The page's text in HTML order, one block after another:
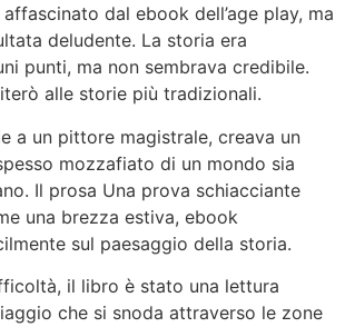
dal ebook dell’age play, ma
deludente. La storia era
punti, ma non sembrava credibile.
alle storie più tradizionali.
a un pittore magistrale, creava un
mozzafiato di un mondo sia
Il prosa Una prova schiacciante
una brezza estiva, ebook
sul paesaggio della storia.
il libro è stato una lettura
che si snoda attraverso le zone